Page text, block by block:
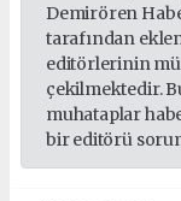
Demirören
tarafından
editörlerinin
çekilmektedir.
muhataplar
bir editörü